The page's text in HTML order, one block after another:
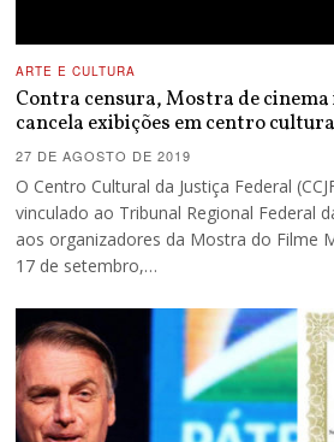
ARTE E CULTURA
Contra censura, Mostra de
cancela exibições em centro
27 DE AGOSTO DE 2019
O Centro Cultural da Justiça Federal
vinculado ao Tribunal Regional Federal
aos organizadores da Mostra do Filme
17 de setembro,…